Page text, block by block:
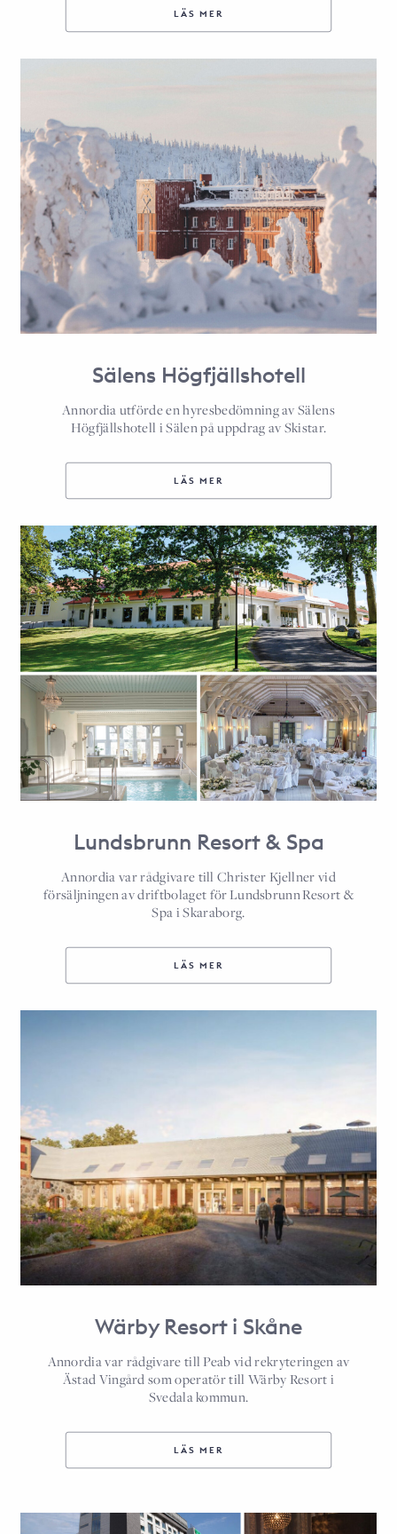
LÄS MER
Sälens Högfjällshotell
Annordia utförde en hyresbedömning av Sälens
Högfjällshotell i Sälen på uppdrag av Skistar.
LÄS MER
Lundsbrunn Resort & Spa
Annordia var rådgivare till Christer Kjellner vid
försäljningen av driftbolaget för Lundsbrunn Resort &
Spa i Skaraborg.
LÄS MER
Wärby Resort i Skåne
Annordia var rådgivare till Peab vid rekryteringen av
Ästad Vingård som operatör till Wärby Resort i
Svedala kommun.
LÄS MER